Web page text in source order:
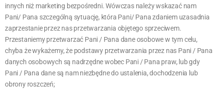
innych niż marketing bezpośredni. Wówczas należy wskazać nam
Pani/ Pana szczególną sytuację, która Pani/ Pana zdaniem uzasadnia
zaprzestanie przez nas przetwarzania objętego sprzeciwem.
Przestaniemy przetwarzać Pani / Pana dane osobowe w tym celu,
chyba że wykażemy, że podstawy przetwarzania przez nas Pani / Pana
danych osobowych są nadrzędne wobec Pani / Pana praw, lub gdy
Pani / Pana dane są nam niezbędne do ustalenia, dochodzenia lub
obrony roszczeń;